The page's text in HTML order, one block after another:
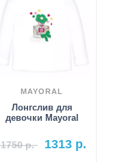
MAYORAL
Лонгслив для
девочки Mayoral
1750р. 1313 р.